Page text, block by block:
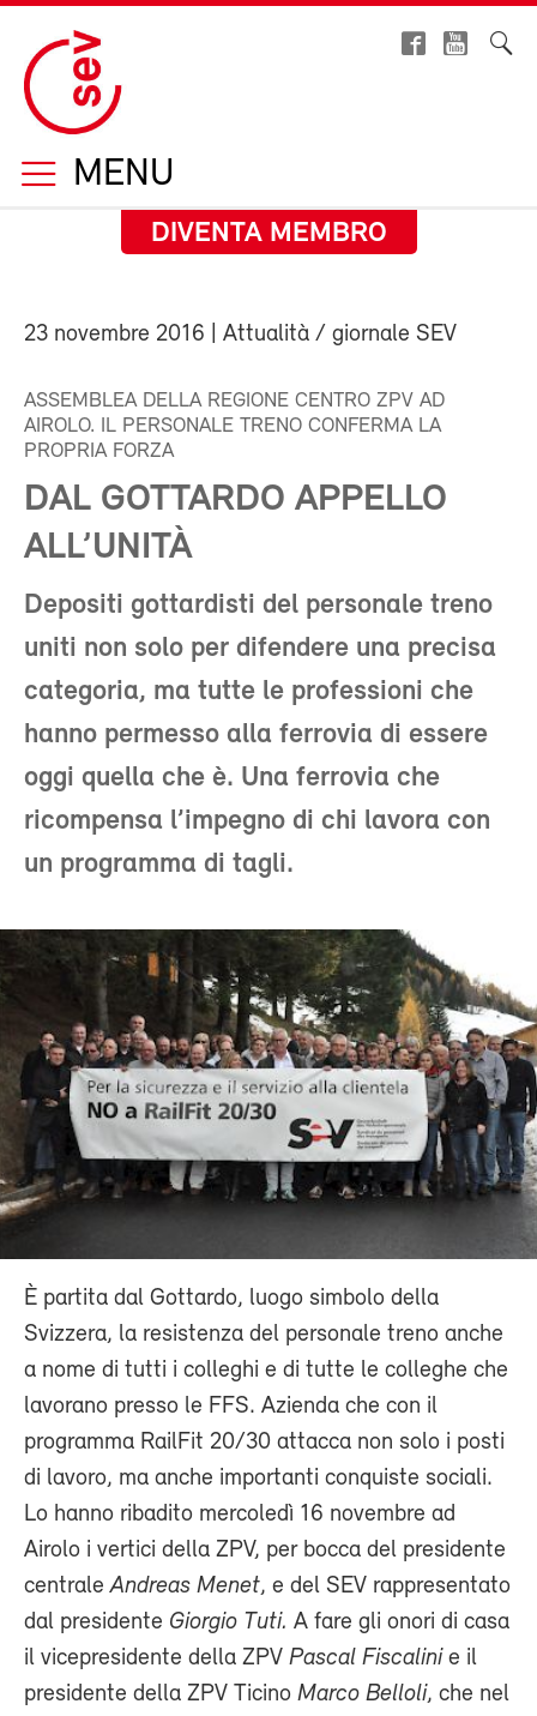
MENU
DIVENTA MEMBRO
23 novembre 2016 | Attualità / giornale SEV
ASSEMBLEA DELLA REGIONE CENTRO ZPV AD
AIROLO. IL PERSONALE TRENO CONFERMA LA
PROPRIA FORZA
DAL GOTTARDO APPELLO
ALL’UNITÀ
Depositi gottardisti del personale treno
uniti non solo per difendere una precisa
categoria, ma tutte le professioni che
hanno permesso alla ferrovia di essere
oggi quella che è. Una ferrovia che
ricompensa l’impegno di chi lavora con
un programma di tagli.
È partita dal Gottardo, luogo simbolo della
Svizzera, la resistenza del personale treno anche
a nome di tutti i colleghi e di tutte le colleghe che
lavorano presso le FFS. Azienda che con il
programma RailFit 20/30 attacca non solo i posti
di lavoro, ma anche importanti conquiste sociali.
Lo hanno ribadito mercoledì 16 novembre ad
Airolo i vertici della ZPV, per bocca del presidente
centraleAndreas Menet, e del SEV rappresentato
dal presidente Giorgio Tuti. A fare gli onori di casa
il vicepresidente della ZPV Pascal Fiscalinie il
presidente della ZPV Ticino Marco Belloli, che nel